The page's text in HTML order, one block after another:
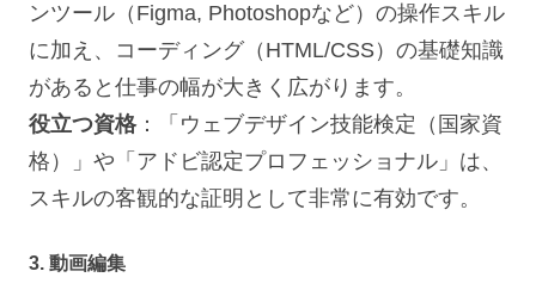
ンツール（Figma, Photoshopなど）の操作スキル
に加え、コーディング（HTML/CSS）の基礎知識
があると仕事の幅が大きく広がります。
役立つ資格：「ウェブデザイン技能検定（国家資
格）」や「アドビ認定プロフェッショナル」は、
スキルの客観的な証明として非常に有効です。
3. 動画編集